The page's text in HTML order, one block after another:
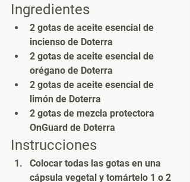
Ingredientes
2 gotas de aceite esencial de
incienso de Doterra
2 gotas de aceite esencial de
orégano de Doterra
2 gotas de aceite esencial de
limón de Doterra
2 gotas de mezcla protectora
OnGuard de Doterra
Instrucciones
Colocar todas las gotas en una
cápsula vegetal y tomártelo 1 o 2